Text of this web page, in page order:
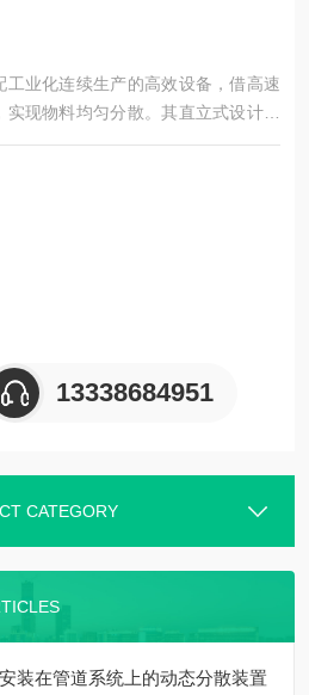
业化连续生产的高效设备，借高速
现物料均匀分散。其直立式设计与
空与清洁，广泛应用于食品、化妆
13338684951
CATEGORY
装在管道系统上的动态分散装置